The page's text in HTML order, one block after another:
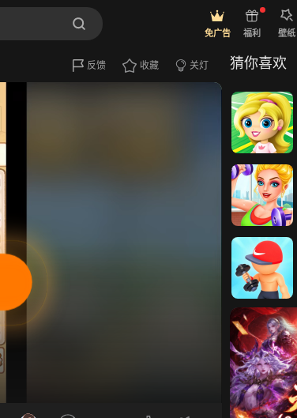
免广告 福利 壁纸
反馈 收藏 关灯 猜你喜欢
体操馆偷懒
爱美公主健身
建设健身房
咖啡馆老板模
拟